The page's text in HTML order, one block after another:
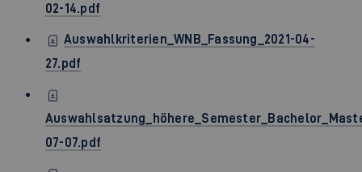
02-14.pdf
Auswahlkriterien_WNB_Fassung_2021-04-
27.pdf
07-07.pdf